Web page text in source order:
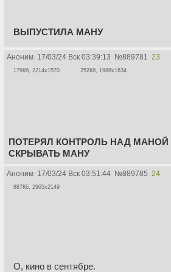
ВЫПУСТИЛА МАНУ
Аноним 17/03/24 Вск 03:39:13 №889781 23
179Кб, 2214x1570 252Кб, 1988x1634
ПОТЕРЯЛ КОНТРОЛЬ НАД МАНОЙ
СКРЫВАТЬ МАНУ
Аноним 17/03/24 Вск 03:51:44 №889785 24
887Кб, 2905x2149
О, кино в сентябре.